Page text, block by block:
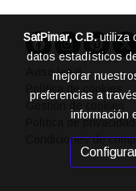
Aviso legal
Política de cookies
Gestión de cookies
Política de privacidad
Condiciones de
SatPimar, C.B.utiliza
datos estadísticos
mejorar
preferencias a
información